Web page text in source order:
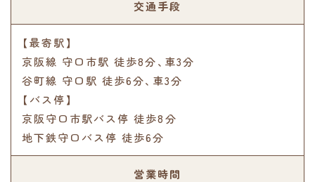
交通手段
【最寄駅】
京阪線 守口市駅 徒歩8分､車3分
谷町線 守口駅 徒歩6分､車3分
【バス停】
京阪守口市駅バス停 徒歩8分
地下鉄守口バス停 徒歩6分
営業時間